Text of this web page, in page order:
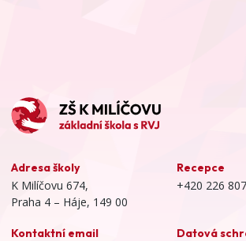
Adresa školy
K Milíčovu 674,
Praha 4 – Háje, 149 00
Recepce
+420 226
Kontaktní email Datová